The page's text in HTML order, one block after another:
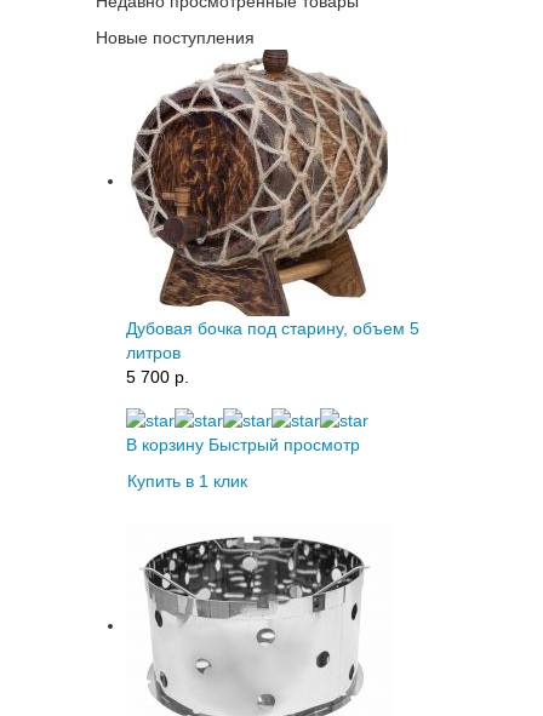
Новые поступления
Дубовая бочка под старину, объем 5
литров
5 700 p.
В корзину Быстрый просмотр
Купить в 1 клик